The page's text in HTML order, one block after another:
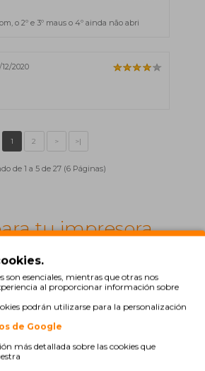
o 2º e 3º maus o 4º ainda não abri
2020
1 2 > >|
de 1 a 5 de 27 (6 Páginas)
tu impresora
son esenciales, mientras que otras nos
al proporcionar información sobre
podrán utilizarse para la personalización
de Google
más detallada sobre las cookies que